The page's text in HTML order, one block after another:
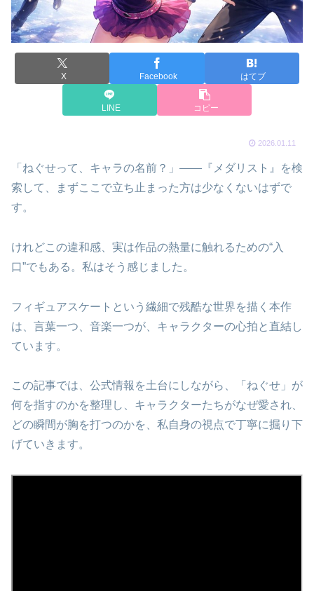
X Facebook はてブ
LINE コピー
2026.01.11
「ねぐせって、キャラの名前？」――『メダリスト』を検
索して、まずここで立ち止まった方は少なくないはずで
す。
けれどこの違和感、実は作品の熱量に触れるための“入
口”でもある。私はそう感じました。
フィギュアスケートという繊細で残酷な世界を描く本作
は、言葉一つ、音楽一つが、キャラクターの心拍と直結し
ています。
この記事では、公式情報を土台にしながら、「ねぐせ」が
何を指すのかを整理し、キャラクターたちがなぜ愛され、
どの瞬間が胸を打つのかを、私自身の視点で丁寧に掘り下
げていきます。